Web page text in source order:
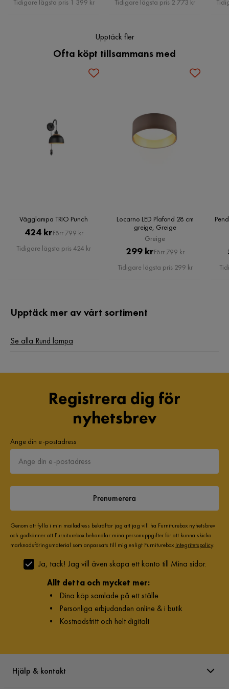
Tidigare lägsta pris 1 399 kr Tidigare lägsta pris 2 773 kr
Upptäck fler
Ofta köpt tillsammans med
Vägglampa TRIO Punch
Pris
424 krOriginal
Pris
Förr 799 kr
Tidigare lägsta pris 424 kr
Locarno LED Plafond 28 cm
greige, Greige
Greige
Pris
299 krOriginal
Pris
Förr 799 kr
Tidigare lägsta pris 299 kr
Upptäck mer av vårt sortiment
Se alla Rund lampa
Registrera dig för
nyhetsbrev
Ange din e-postadress
Prenumerera
Genom att fylla i min mailadress bekräftar jag att jag vill ha Furniturebox nyhetsbrev
och godkänner att Furniturebox behandlar mina personuppgifter för att kunna skicka
marknadsföringsmaterial som anpassats till mig enligt Furniturebox Integritetspolicy.
Ja, tack! Jag vill även skapa ett konto till Mina sidor.
Allt detta och mycket mer:
• Dina köp samlade på ett ställe
• Personliga erbjudanden online & i butik
• Kostnadsfritt och helt digitalt
Hjälp & kontakt